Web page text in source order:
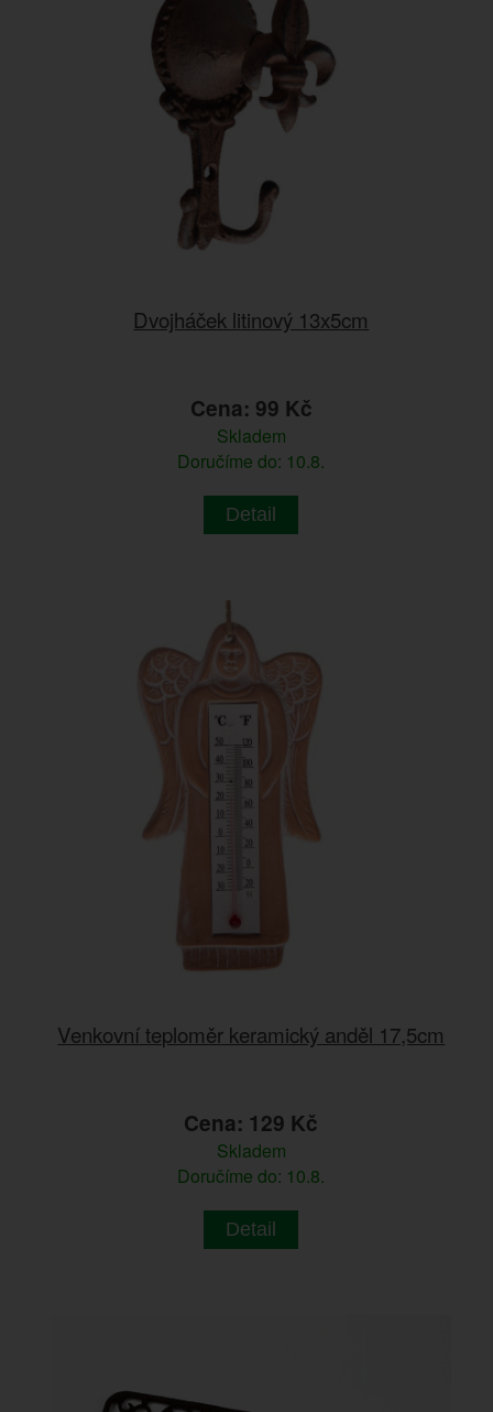
Dvojháček litinový 13x5cm
Cena: 99 Kč
Skladem
Doručíme do: 10.8.
Detail
Venkovní teploměr keramický anděl 17,5cm
Cena: 129 Kč
Skladem
Doručíme do: 10.8.
Detail